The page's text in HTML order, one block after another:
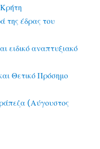
της έδρας του
ειδικό αναπτυξιακό
Θετικό Πρόσημο
(Αύγουστος